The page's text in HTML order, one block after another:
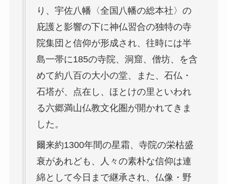
り、宇佐八幡〈全国八幡の総本社〉の
庇護と影響の下に神仏習合の独特の寺
院集団と信仰が形成され、往時には半
島一帯に185の寺院、洞窟、僧坊、を含
めて約八百の大小の堂、また、石仏・
石塔が、点在し、ほとけの里といわれ
る六郷満山仏教文化圏が開かれてきま
した。
爾来約1300年間の星霜、寺院の栄枯盛
衰があれども、人々の素朴な信仰は連
綿として今日まで継承され、仏像・野